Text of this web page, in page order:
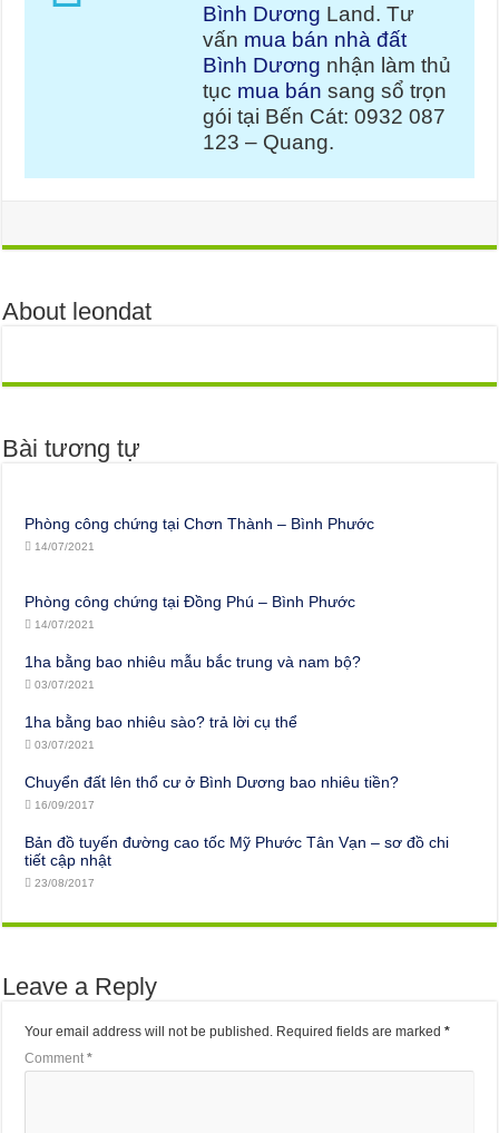
Bình Dương Land. Tư
vấn mua bán nhà đất
Bình Dương nhận làm thủ
tục mua bán sang sổ trọn
gói tại Bến Cát: 0932 087
123 – Quang.
About leondat
Bài tương tự
Phòng công chứng tại Chơn Thành – Bình Phước
14/07/2021
Phòng công chứng tại Đồng Phú – Bình Phước
14/07/2021
1ha bằng bao nhiêu mẫu bắc trung và nam bộ?
03/07/2021
1ha bằng bao nhiêu sào? trả lời cụ thể
03/07/2021
Chuyển đất lên thổ cư ở Bình Dương bao nhiêu tiền?
16/09/2017
Bản đồ tuyến đường cao tốc Mỹ Phước Tân Vạn – sơ đồ chi
tiết cập nhật
23/08/2017
Leave a Reply
Your email address will not be published. Required fields are marked*
Comment*